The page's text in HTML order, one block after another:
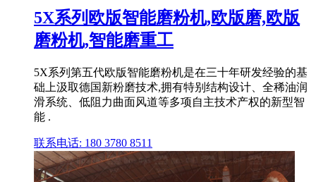
5X系列欧版智能磨粉机,欧版磨,欧版
磨粉机,智能磨重工
5X系列第五代欧版智能磨粉机是在三十年研发经验的基
础上汲取德国新粉磨技术,拥有特别结构设计、全稀油润
滑系统、低阻力曲面风道等多项自主技术产权的新型智
能 .
联系电话: 180 3780 8511